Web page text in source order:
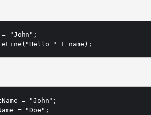
= "John";
" + name);
= "John";
= "Doe";